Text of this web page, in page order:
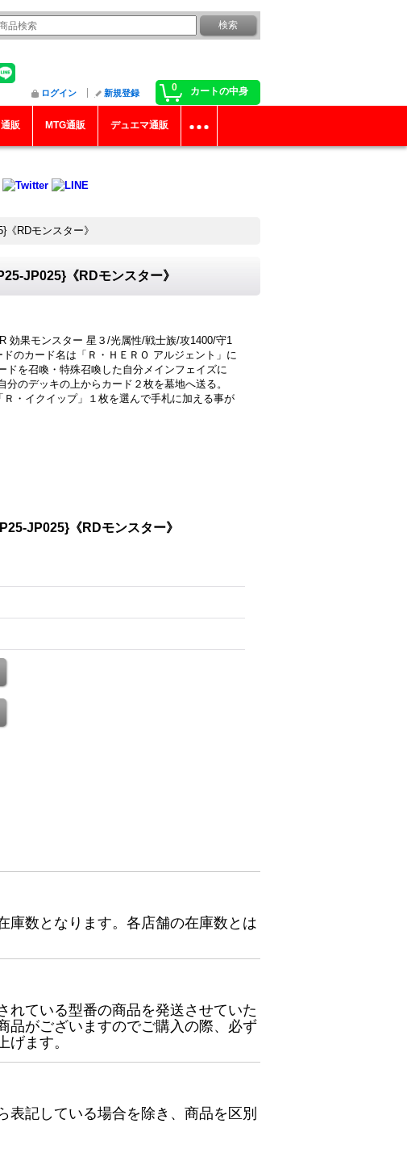
0 カートの中身
ログイン 新規登録
販 MTG通販 デュエマ通販
RDモンスター》
JP025}《RDモンスター》
効果モンスター 星３/光属性/戦士族/攻1400/守1
のカード名は「Ｒ・ＨＥＲＯ アルジェント」に
ドを召喚・特殊召喚した自分メインフェイズに
分のデッキの上からカード２枚を墓地へ送る。
Ｒ・イクイップ」１枚を選んで手札に加える事が
JP025}《RDモンスター》
庫数となります。各店舗の在庫数とは
れている型番の商品を発送させていた
品がございますのでご購入の際、必ず
ます。
表記している場合を除き、商品を区別